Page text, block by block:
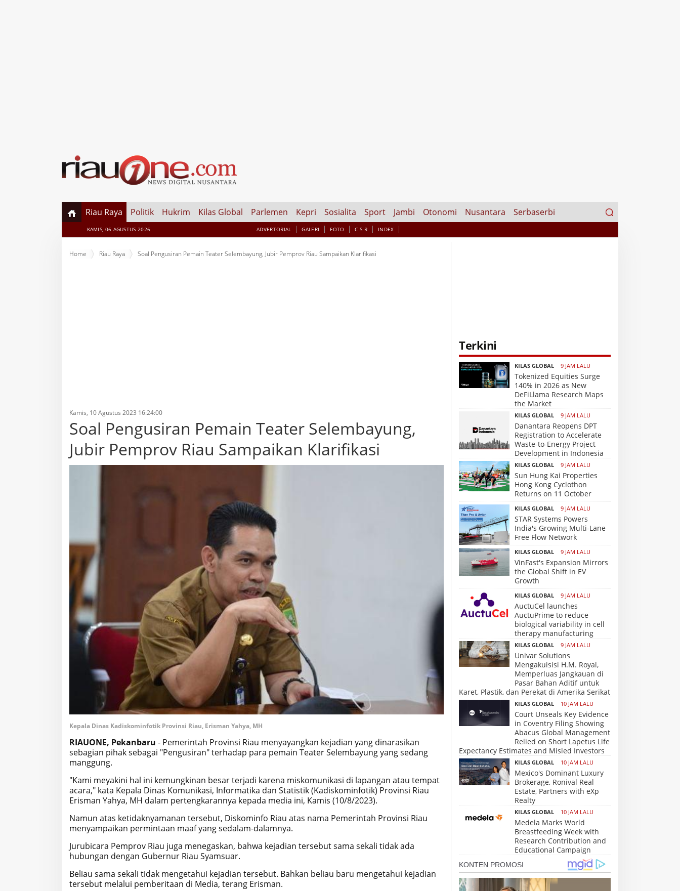
Riau Raya Politik Hukrim Kilas Global Parlemen Kepri Sosialita Sport Jambi Otonomi Nusantara Serbaserbi
Search
for:
KAMIS, 06 AGUSTUS 2026 ADVERTORIAL GALERI FOTO C S R INDEX
Home Riau Raya Soal Pengusiran Pemain Teater Selembayung, Jubir Pemprov Riau Sampaikan Klarifikasi
Kamis, 10 Agustus 2023 16:24:00
Soal Pengusiran Pemain Teater Selembayung,
Jubir Pemprov Riau Sampaikan Klarifikasi
Kepala Dinas Kadiskominfotik Provinsi Riau, Erisman Yahya, MH
RIAUONE, Pekanbaru - Pemerintah Provinsi Riau menyayangkan kejadian yang dinarasikan
sebagian pihak sebagai "Pengusiran" terhadap para pemain Teater Selembayung yang sedang
manggung.
"Kami meyakini hal ini kemungkinan besar terjadi karena miskomunikasi di lapangan atau tempat
acara," kata Kepala Dinas Komunikasi, Informatika dan Statistik (Kadiskominfotik) Provinsi Riau
Erisman Yahya, MH dalam pertengkarannya kepada media ini, Kamis (10/8/2023).
Namun atas ketidaknyamanan tersebut, Diskominfo Riau atas nama Pemerintah Provinsi Riau
menyampaikan permintaan maaf yang sedalam-dalamnya.
Jurubicara Pemprov Riau juga menegaskan, bahwa kejadian tersebut sama sekali tidak ada
hubungan dengan Gubernur Riau Syamsuar.
Beliau sama sekali tidak mengetahui kejadian tersebut. Bahkan beliau baru mengetahui kejadian
tersebut melalui pemberitaan di Media, terang Erisman.
Terkini
KILAS GLOBAL 9 JAM LALU
Tokenized Equities Surge
140% in 2026 as New
DeFiLlama Research Maps
the Market
KILAS GLOBAL 9 JAM LALU
Danantara Reopens DPT
Registration to Accelerate
Waste-to-Energy Project
Development in Indonesia
KILAS GLOBAL 9 JAM LALU
Sun Hung Kai Properties
Hong Kong Cyclothon
Returns on 11 October
KILAS GLOBAL 9 JAM LALU
STAR Systems Powers
India's Growing Multi-Lane
Free Flow Network
KILAS GLOBAL 9 JAM LALU
VinFast's Expansion Mirrors
the Global Shift in EV
Growth
KILAS GLOBAL 9 JAM LALU
AuctuCel launches
AuctuPrime to reduce
biological variability in cell
therapy manufacturing
KILAS GLOBAL 9 JAM LALU
Univar Solutions
Mengakuisisi H.M. Royal,
Memperluas Jangkauan di
Pasar Bahan Aditif untuk
Karet, Plastik, dan Perekat di Amerika Serikat
KILAS GLOBAL 10 JAM LALU
Court Unseals Key Evidence
in Coventry Filing Showing
Abacus Global Management
Relied on Short Lapetus Life
Expectancy Estimates and Misled Investors
KILAS GLOBAL 10 JAM LALU
Mexico's Dominant Luxury
Brokerage, Ronival Real
Estate, Partners with eXp
Realty
KILAS GLOBAL 10 JAM LALU
Medela Marks World
Breastfeeding Week with
Research Contribution and
Educational Campaign